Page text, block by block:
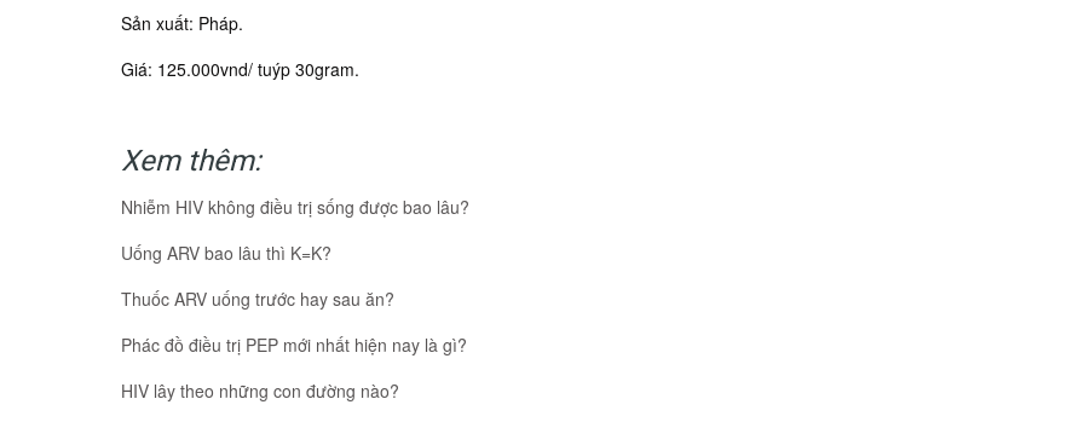
Sản xuất: Pháp.
Giá: 125.000vnd/ tuýp 30gram.
Xem thêm:
Nhiễm HIV không điều trị sống được bao lâu?
Uống ARV bao lâu thì K=K?
Thuốc ARV uống trước hay sau ăn?
Phác đồ điều trị PEP mới nhất hiện nay là gì?
HIV lây theo những con đường nào?